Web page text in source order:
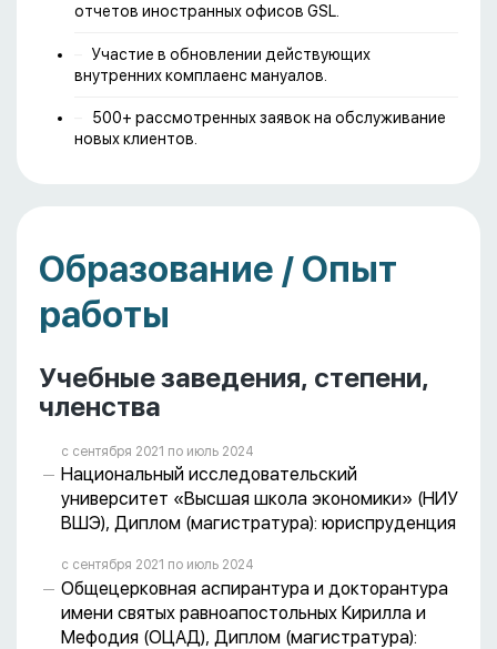
отчетов иностранных офисов GSL.
Участие в обновлении действующих
внутренних комплаенс мануалов.
500+ рассмотренных заявок на обслуживание
новых клиентов.
Образование / Опыт
работы
Учебные заведения, степени,
членства
с сентября 2021 пo июль 2024
Национальный исследовательский
университет «Высшая школа экономики» (НИУ
ВШЭ), Диплом (магистратура): юриспруденция
с сентября 2021 пo июль 2024
Общецерковная аспирантура и докторантура
имени святых равноапостольных Кирилла и
Мефодия (ОЦАД), Диплом (магистратура):